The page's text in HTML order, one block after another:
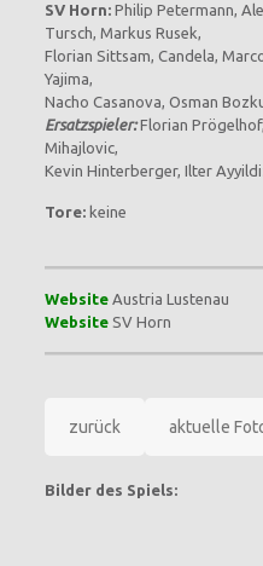
SV Horn:Philip Petermann,
Tursch, Markus Rusek,
Florian Sittsam, Candela,
Yajima,
Nacho Casanova, Osman
Ersatzspieler:Florian
Mihajlovic,
Kevin Hinterberger, Ilter
Tore: keine
WebsiteAustria Lustenau
WebsiteSV Horn
zurück aktuelle
Bilder des Spiels: